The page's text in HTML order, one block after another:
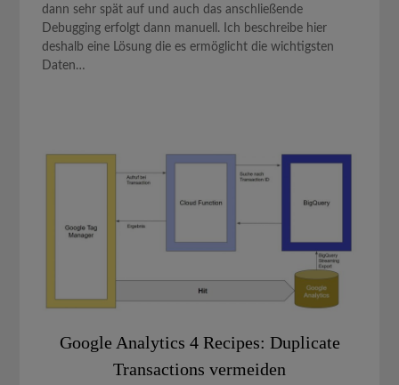
dann sehr spät auf und auch das anschließende
Debugging erfolgt dann manuell. Ich beschreibe hier
deshalb eine Lösung die es ermöglicht die wichtigsten
Daten…
Google Analytics 4 Recipes: Duplicate
Transactions vermeiden